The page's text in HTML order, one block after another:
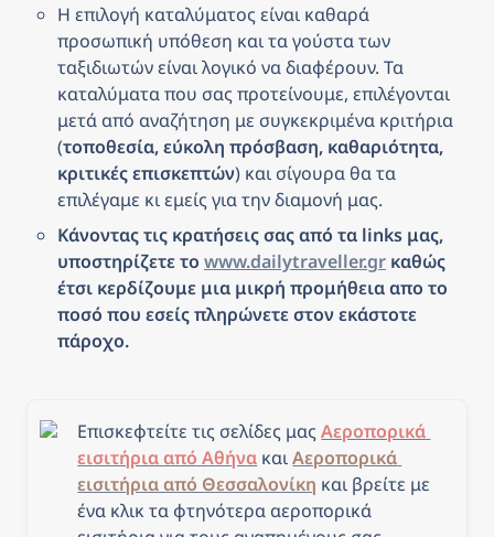
Η επιλογή καταλύματος είναι καθαρά
προσωπική υπόθεση και τα γούστα των
ταξιδιωτών είναι λογικό να διαφέρουν. Τα
καταλύματα που σας προτείνουμε, επιλέγονται
μετά από αναζήτηση με συγκεκριμένα κριτήρια
(τοποθεσία, εύκολη πρόσβαση, καθαριότητα,
κριτικές επισκεπτών) και σίγουρα θα τα
επιλέγαμε κι εμείς για την διαμονή μας.
Κάνοντας τις κρατήσεις σας από τα links μας,
υποστηρίζετε το www.dailytraveller.gr καθώς
έτσι κερδίζουμε μια μικρή προμήθεια απο το
ποσό που εσείς πληρώνετε στον εκάστοτε
πάροχο.
Επισκεφτείτε τις σελίδες μας Αεροπορικά
εισιτήρια από Αθήνα και Αεροπορικά
εισιτήρια από Θεσσαλονίκη και βρείτε με
ένα κλικ τα φτηνότερα αεροπορικά